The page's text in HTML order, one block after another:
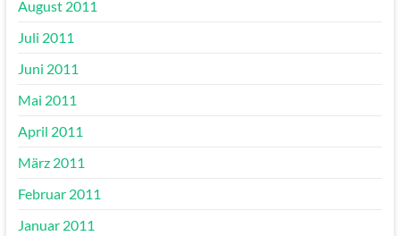
August 2011
Juli 2011
Juni 2011
Mai 2011
April 2011
März 2011
Februar 2011
Januar 2011